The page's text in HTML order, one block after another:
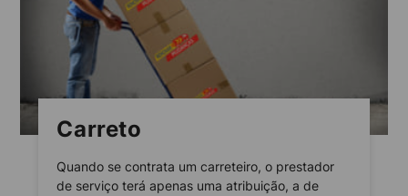
Carreto
Quando se contrata um carreteiro, o prestador
de serviço terá apenas uma atribuição, a de